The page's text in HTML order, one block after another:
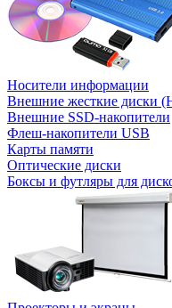
Носители информации
Внешние жесткие диски
Внешние SSD-накопители
Флеш-накопители USB
Карты памяти
Оптические диски
Боксы и футляры для